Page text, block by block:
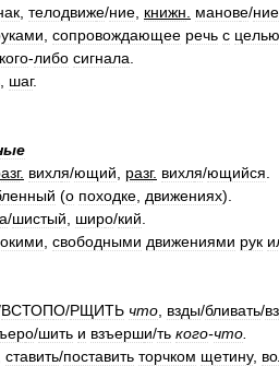
телодвиже/ние книжн манове/ние
сопровождающее речь с целью
-либо сигнала
шаг.
. вихля/ющий разг. вихля/ющийся
(о походке движениях).
а/шистый широ/кий
свободными движениями рук
ВСТОПО/РЩИТЬ что взды/бливать/
о/шить и взъерши/ть кого-что
ставить/поставить торчком щетину,